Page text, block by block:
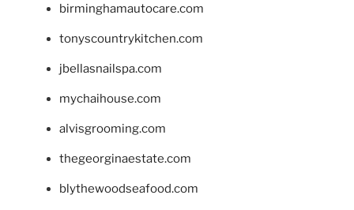
birminghamautocare.com
tonyscountrykitchen.com
jbellasnailspa.com
mychaihouse.com
alvisgrooming.com
thegeorginaestate.com
blythewoodseafood.com